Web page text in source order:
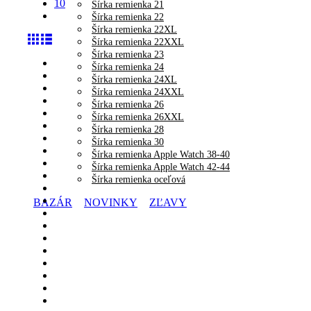
Šírka remienka 21
Šírka remienka 22
Šírka remienka 22XL
Šírka remienka 22XXL
Šírka remienka 23
Šírka remienka 24
Šírka remienka 24XL
Šírka remienka 24XXL
Šírka remienka 26
Šírka remienka 26XXL
Šírka remienka 28
Šírka remienka 30
Šírka remienka Apple Watch 38-40
Šírka remienka Apple Watch 42-44
Šírka remienka oceľová
BAZÁR NOVINKY ZĽAVY
10